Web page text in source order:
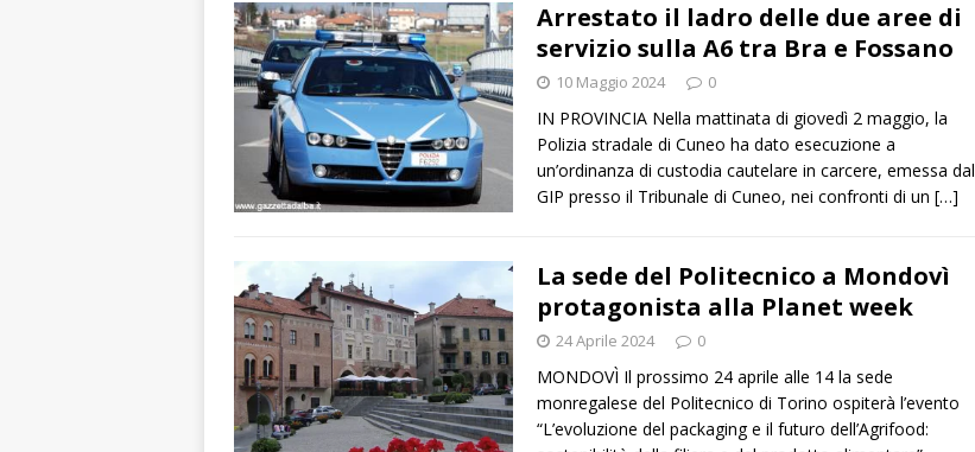
Arrestato il ladro delle due aree di
servizio sulla A6 tra Bra e Fossano
10 Maggio 2024 0
IN PROVINCIA Nella mattinata di giovedì 2 maggio, la
Polizia stradale di Cuneo ha dato esecuzione a
un’ordinanza di custodia cautelare in carcere, emessa dal
GIP presso il Tribunale di Cuneo, nei confronti di un […]
La sede del Politecnico a Mondovì
protagonista alla Planet week
24 Aprile 2024 0
MONDOVÌ Il prossimo 24 aprile alle 14 la sede
monregalese del Politecnico di Torino ospiterà l’evento
“L’evoluzione del packaging e il futuro dell’Agrifood: